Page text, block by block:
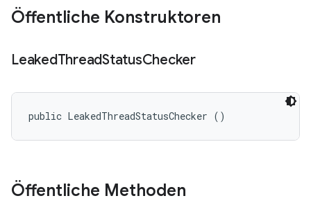
Öffentliche Konstruktoren
LeakedThreadStatusChecker
public LeakedThreadStatusChecker ()
Öffentliche Methoden